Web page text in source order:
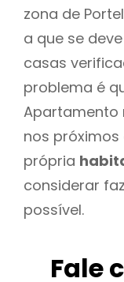
zona de
a que se
casas
problema é
Apartamento
nos próximos
própria
considerar
possível.
Fale